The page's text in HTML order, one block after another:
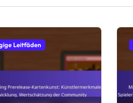
Leitfäden